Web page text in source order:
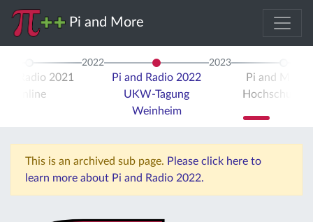
Pi and More
Radio 2021
Online
2022
Pi and Radio 2022
UKW-Tagung
Weinheim
2023
Pi and More
Hochschule
This is an archived sub page. Please click here to
learn more about Pi and Radio 2022.